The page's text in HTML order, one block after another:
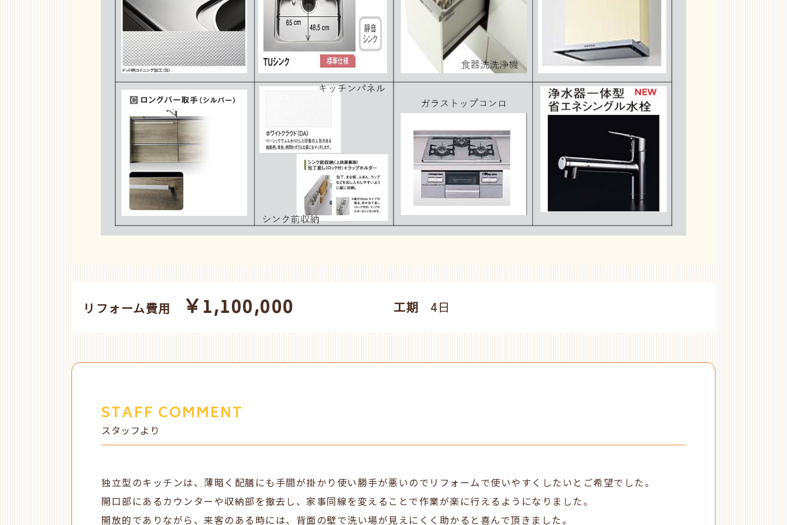
リフォーム費用 ￥1,100,000 工期 4日
STAFF COMMENT
スタッフより
独立型のキッチンは、薄暗く配膳にも手間が掛かり使い勝手が悪いのでリフォームで使いやすくしたいとご希望でした。
開口部にあるカウンターや収納部を撤去し、家事同線を変えることで作業が楽に行えるようになりました。